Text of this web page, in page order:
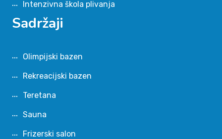
Intenzivna škola plivanja
Sadržaji
Olimpijski bazen
Rekreacijski bazen
Teretana
Sauna
Frizerski salon